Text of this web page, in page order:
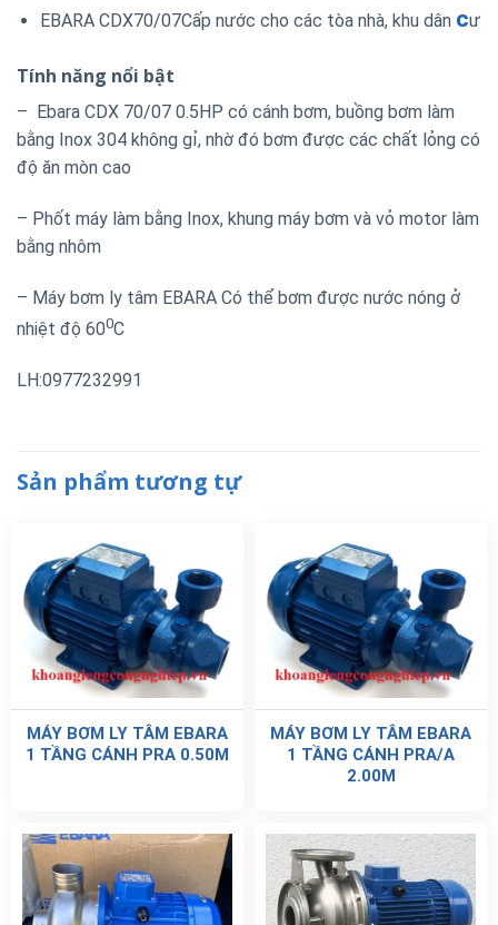
EBARA CDX70/07Cấp nước cho các tòa nhà, khu dân cư
Tính năng nổi bật
– Ebara CDX 70/07 0.5HP có cánh bơm, buồng bơm làm
bằng Inox 304 không gỉ, nhờ đó bơm được các chất lỏng có
độ ăn mòn cao
– Phốt máy làm bằng Inox, khung máy bơm và vỏ motor làm
bằng nhôm
– Máy bơm ly tâm EBARA Có thể bơm được nước nóng ở
nhiệt độ 600C
LH:0977232991
Sản phẩm tương tự
MÁY BƠM LY TÂM EBARA
1 TẦNG CÁNH PRA 0.50M
MÁY BƠM LY TÂM EBARA
1 TẦNG CÁNH PRA/A
2.00M